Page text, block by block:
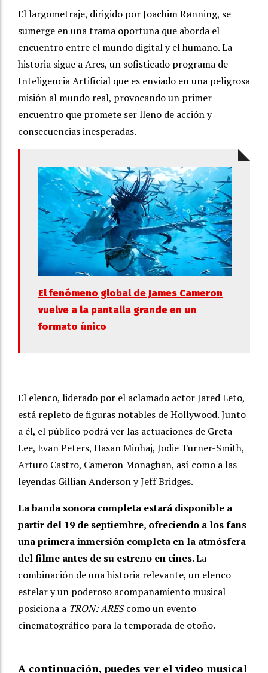
El largometraje, dirigido por Joachim Rønning, se
sumerge en una trama oportuna que aborda el
encuentro entre el mundo digital y el humano. La
historia sigue a Ares, un sofisticado programa de
Inteligencia Artificial que es enviado en una peligrosa
misión al mundo real, provocando un primer
encuentro que promete ser lleno de acción y
consecuencias inesperadas.
El fenómeno global de James Cameron
vuelve a la pantalla grande en un
formato único
El elenco, liderado por el aclamado actor Jared Leto,
está repleto de figuras notables de Hollywood. Junto
a él, el público podrá ver las actuaciones de Greta
Lee, Evan Peters, Hasan Minhaj, Jodie Turner-Smith,
Arturo Castro, Cameron Monaghan, así como a las
leyendas Gillian Anderson y Jeff Bridges.
La banda sonora completa estará disponible a
partir del 19 de septiembre, ofreciendo a los fans
una primera inmersión completa en la atmósfera
del filme antes de su estreno en cines. La
combinación de una historia relevante, un elenco
estelar y un poderoso acompañamiento musical
posiciona a TRON: AREScomo un evento
cinematográfico para la temporada de otoño.
A continuación, puedes ver el video musical